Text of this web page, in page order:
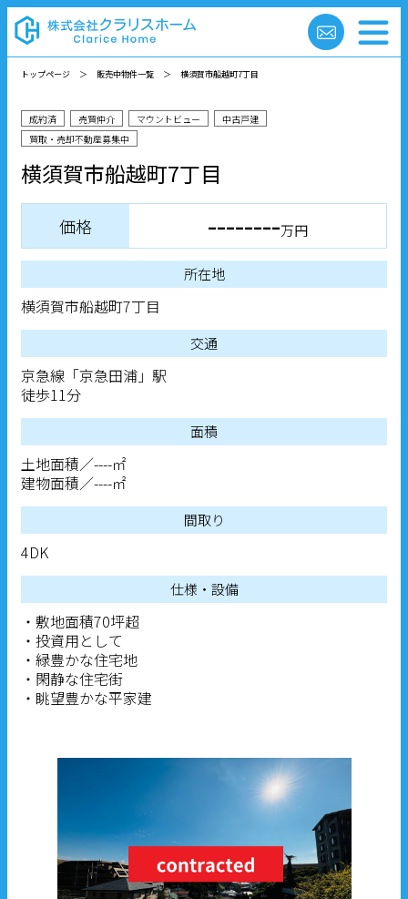
トップページ ＞ 販売中物件一覧 ＞ 横須賀市船越町7丁目
成約済 売買仲介 マウントビュー
中古戸建
買取・売却不動産募集中
横須賀市船越町7丁目
価格 --------万円
所在地
横須賀市船越町7丁目
交通
京急線「京急田浦」駅
徒歩11分
面積
土地面積／----㎡
建物面積／----㎡
間取り
4DK
仕様・設備
・敷地面積70坪超
・投資用として
・緑豊かな住宅地
・閑静な住宅街
・眺望豊かな平家建